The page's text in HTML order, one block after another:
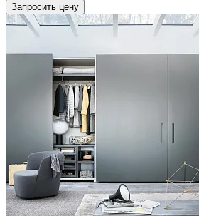
Запросить цену